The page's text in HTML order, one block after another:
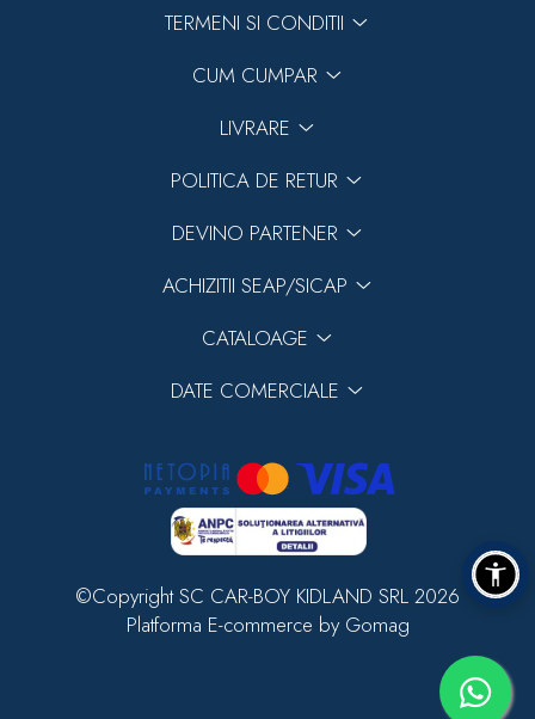
TERMENI SI CONDITII
CUM CUMPAR
LIVRARE
POLITICA DE RETUR
DEVINO PARTENER
ACHIZITII SEAP/SICAP
CATALOAGE
DATE COMERCIALE
©Copyright SC CAR-BOY KIDLAND SRL 2026
Platforma E-commerce by Gomag